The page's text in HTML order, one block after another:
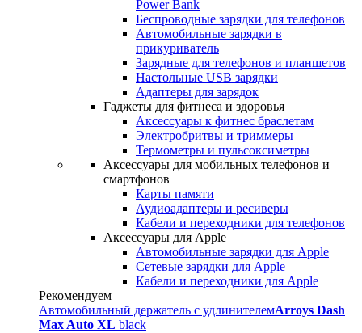
Power Bank
Беспроводные зарядки для телефонов
Автомобильные зарядки в
прикуриватель
Зарядные для телефонов и планшетов
Настольные USB зарядки
Адаптеры для зарядок
Гаджеты для фитнеса и здоровья
Аксессуары к фитнес браслетам
Электробритвы и триммеры
Термометры и пульсоксиметры
Аксессуары для мобильных телефонов и
смартфонов
Карты памяти
Аудиоадаптеры и ресиверы
Кабели и переходники для телефонов
Аксессуары для Apple
Автомобильные зарядки для Apple
Сетевые зарядки для Apple
Кабели и переходники для Apple
Рекомендуем
Автомобильный держатель с удлинителемArroys Dash
Max Auto XL black